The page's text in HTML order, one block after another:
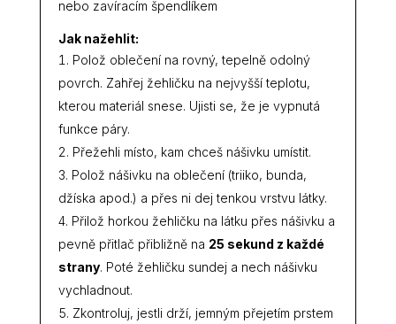
nebo zavíracím špendlíkem
Jak nažehlit:
Polož oblečení na rovný, tepelně odolný
povrch. Zahřej žehličku na nejvyšší teplotu,
kterou materiál snese. Ujisti se, že je vypnutá
funkce páry.
Přežehli místo, kam chceš nášivku umístit.
Polož nášivku na oblečení (triiko, bunda,
džíska apod.) a přes ni dej tenkou vrstvu látky.
Přilož horkou žehličku na látku přes nášivku a
pevně přitlač přibližně na 25 sekund z každé
strany. Poté žehličku sundej a nech nášivku
vychladnout.
Zkontroluj, jestli drží, jemným přejetím prstem